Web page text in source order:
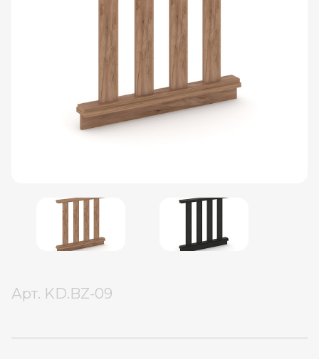
Арт. KD.BZ-09